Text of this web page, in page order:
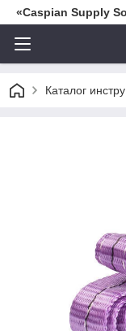
«Caspian Supply
Каталог